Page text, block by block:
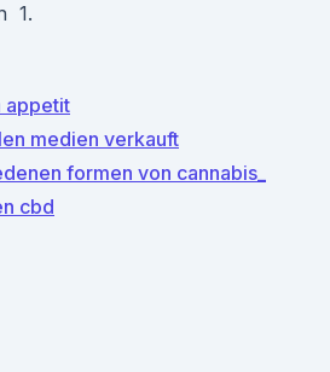
1.
appetit
medien verkauft
formen von cannabis_
cbd